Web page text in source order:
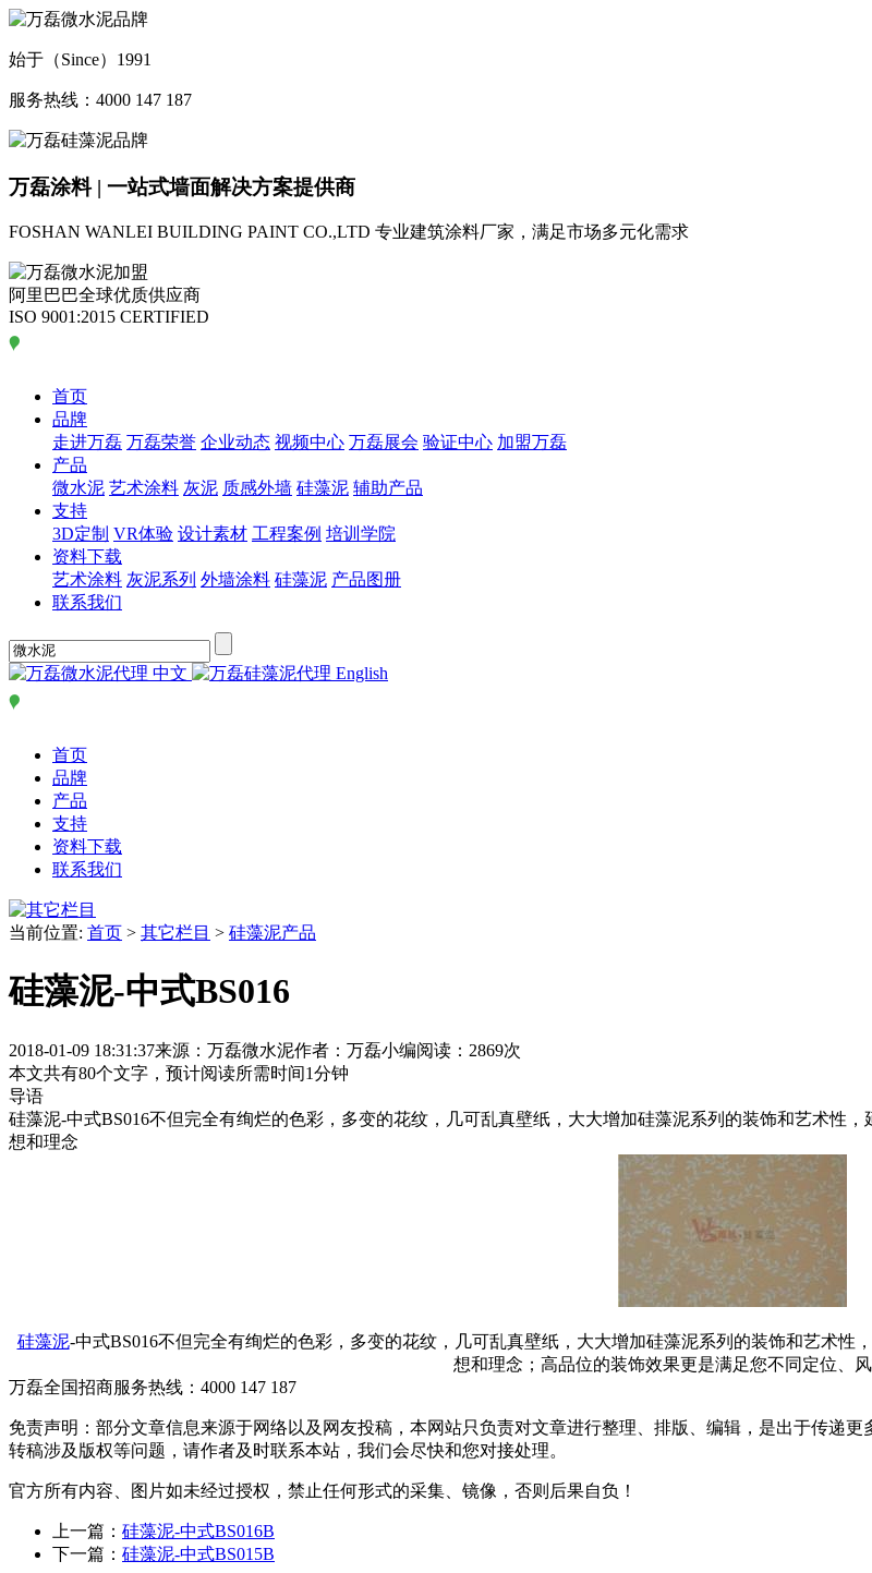
始于（Since）1991
服务热线：4000 147 187
万磊涂料 | 一站式墙面解决方案提供商
FOSHAN WANLEI BUILDING PAINT CO.,LTD 专业建筑涂料厂家，满足市场多元化需求
阿里巴巴全球优质供应商
ISO 9001:2015 CERTIFIED
首页
品牌
走进万磊 万磊荣誉 企业动态 视频中心 万磊展会 验证中心 加盟万磊
产品
微水泥 艺术涂料 灰泥 质感外墙 硅藻泥 辅助产品
支持
3D定制 VR体验 设计素材 工程案例 培训学院
资料下载
艺术涂料 灰泥系列 外墙涂料 硅藻泥 产品图册
联系我们
中文 English
首页
品牌
产品
支持
资料下载
联系我们
当前位置: 首页 > 其它栏目 > 硅藻泥产品
硅藻泥-中式BS016
2018-01-09 18:31:37来源：万磊微水泥作者：万磊小编阅读：2869次
本文共有80个文字，预计阅读所需时间1分钟
导语
硅藻泥-中式BS016不但完全有绚烂的色彩，多变的花纹，几可乱真壁纸，大大增加硅藻泥系列的装饰和艺术性
想和理念
硅藻泥-中式BS016不但完全有绚烂的色彩，多变的花纹，几可乱真壁纸，大大增加硅藻泥系列的装饰和艺术
想和理念；高品位的装饰效果更是满足您不同定位、风
万磊全国招商服务热线： 4000 147 187
免责声明：部分文章信息来源于网络以及网友投稿，本网站只负责对文章进行整理、排版、编辑，是出于传递
转稿涉及版权等问题，请作者及时联系本站，我们会尽快和您对接处理。
官方所有内容、图片如未经过授权，禁止任何形式的采集、镜像，否则后果自负！
上一篇： 硅藻泥-中式BS016B
下一篇： 硅藻泥-中式BS015B